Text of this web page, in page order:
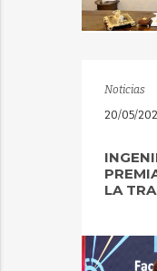
Noticias
20/05/
LA